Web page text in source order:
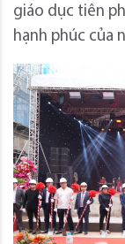
giáo dục tiên
hạnh phúc của